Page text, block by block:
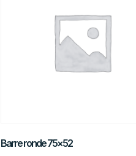
Barre ronde 75×52